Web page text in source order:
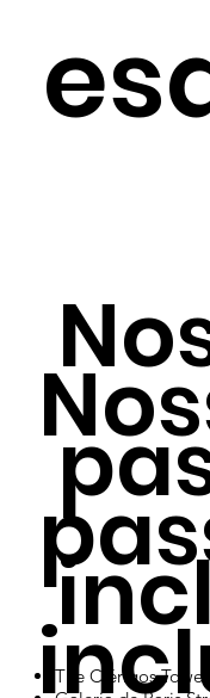
The Clérigos Tower